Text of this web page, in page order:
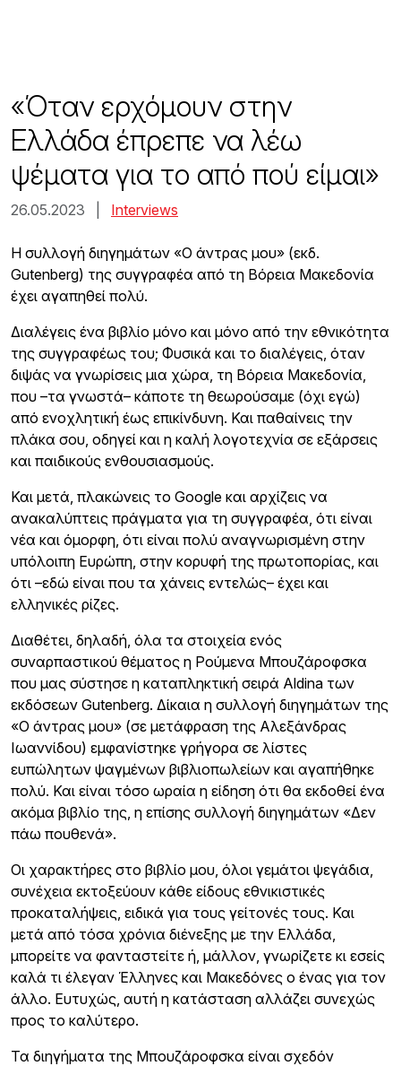
«Όταν ερχόμουν στην
Ελλάδα έπρεπε να λέω
ψέματα για το από πού είμαι»
26.05.2023 | Interviews
Η συλλογή διηγημάτων «Ο άντρας μου» (εκδ.
Gutenberg) της συγγραφέα από τη Βόρεια Μακεδονία
έχει αγαπηθεί πολύ.
Διαλέγεις ένα βιβλίο μόνο και μόνο από την εθνικότητα
της συγγραφέως του; Φυσικά και το διαλέγεις, όταν
διψάς να γνωρίσεις μια χώρα, τη Βόρεια Μακεδονία,
που –τα γνωστά– κάποτε τη θεωρούσαμε (όχι εγώ)
από ενοχλητική έως επικίνδυνη. Και παθαίνεις την
πλάκα σου, οδηγεί και η καλή λογοτεχνία σε εξάρσεις
και παιδικούς ενθουσιασμούς.
Και μετά, πλακώνεις το Google και αρχίζεις να
ανακαλύπτεις πράγματα για τη συγγραφέα, ότι είναι
νέα και όμορφη, ότι είναι πολύ αναγνωρισμένη στην
υπόλοιπη Ευρώπη, στην κορυφή της πρωτοπορίας, και
ότι –εδώ είναι που τα χάνεις εντελώς– έχει και
ελληνικές ρίζες.
Διαθέτει, δηλαδή, όλα τα στοιχεία ενός
συναρπαστικού θέματος η Ρούμενα Μπουζάροφσκα
που μας σύστησε η καταπληκτική σειρά Aldina των
εκδόσεων Gutenberg. Δίκαια η συλλογή διηγημάτων της
«Ο άντρας μου» (σε μετάφραση της Αλεξάνδρας
Ιωαννίδου) εμφανίστηκε γρήγορα σε λίστες
ευπώλητων ψαγμένων βιβλιοπωλείων και αγαπήθηκε
πολύ. Και είναι τόσο ωραία η είδηση ότι θα εκδοθεί ένα
ακόμα βιβλίο της, η επίσης συλλογή διηγημάτων «Δεν
πάω πουθενά».
Οι χαρακτήρες στο βιβλίο μου, όλοι γεμάτοι ψεγάδια,
συνέχεια εκτοξεύουν κάθε είδους εθνικιστικές
προκαταλήψεις, ειδικά για τους γείτονές τους. Και
μετά από τόσα χρόνια διένεξης με την Ελλάδα,
μπορείτε να φανταστείτε ή, μάλλον, γνωρίζετε κι εσείς
καλά τι έλεγαν Έλληνες και Μακεδόνες ο ένας για τον
άλλο. Ευτυχώς, αυτή η κατάσταση αλλάζει συνεχώς
προς το καλύτερο.
Τα διηγήματα της Μπουζάροφσκα είναι σχεδόν